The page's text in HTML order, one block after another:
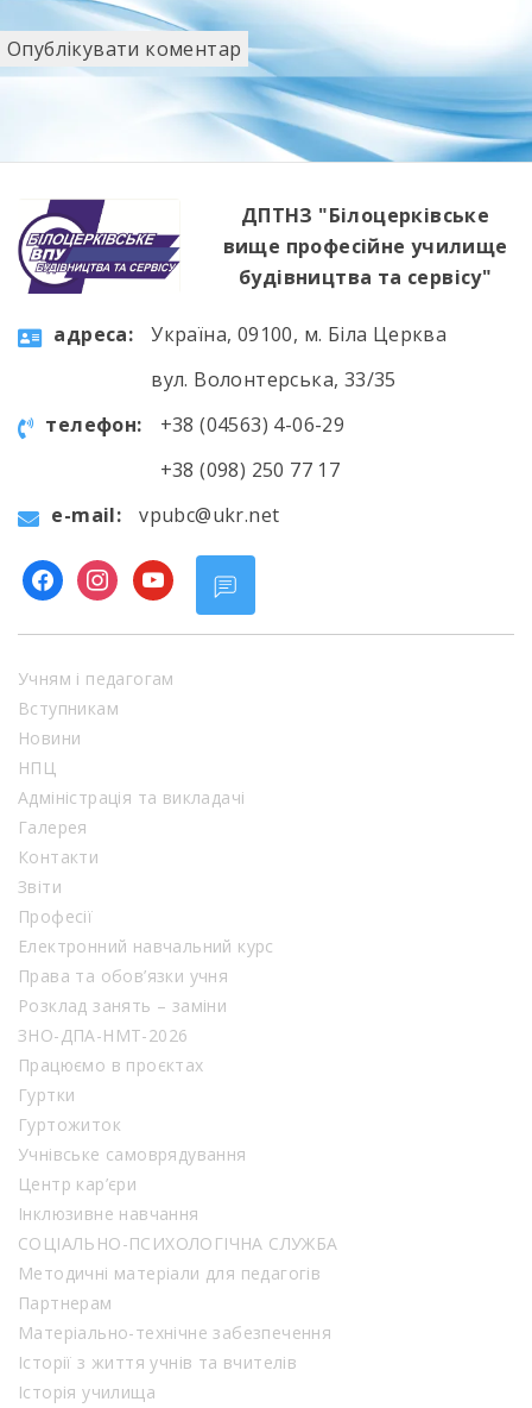
ДПТНЗ "Білоцерківське
вище професійне училище
будівництва та сервісу"
aдресa:
Україна, 09100, м. Біла Церква
вул. Волонтерська, 33/35
телефон:
+38 (04563) 4-06-29
+38 (098) 250 77 17
e-mail:
vpubc@ukr.net
facebookinstagram
youtube
Учням і педагогам
Вступникам
Новини
НПЦ
Адміністрація та викладачі
Галерея
Контакти
Звіти
Професії
Електронний навчальний курс
Права та обов’язки учня
Розклад занять – заміни
ЗНО-ДПА-НМТ-2026
Працюємо в проєктах
Гуртки
Гуртожиток
Учнівське самоврядування
Центр кар’єри
Інклюзивне навчання
СОЦІАЛЬНО-ПСИХОЛОГІЧНА СЛУЖБА
Методичні матеріали для педагогів
Партнерам
Матеріально-технічне забезпечення
Історії з життя учнів та вчителів
Історія училища